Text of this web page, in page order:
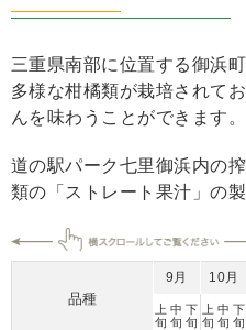
三重県南部に位置する御浜
多様な柑橘類が栽培されて
んを味わうことができます。
道の駅パーク七里御浜内の
類の「ストレート果汁」の
品種
9月 10月
上
旬
中
旬
下
旬
上
旬
中
旬
下
旬